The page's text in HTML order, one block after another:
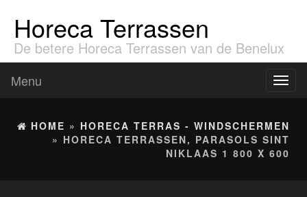
Horeca Terrassen
De betere Horeca Terrassen van de Benelux
Menu
HOME » HORECA TERRAS - WINDSCHERMEN
» HORECA TERRASSEN, PARASOLS SINT
NIKLAAS 1 800 X 600